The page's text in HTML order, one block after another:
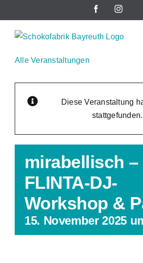
Inhalt
springen
Facebook
Alle Veranstaltungen
Diese Veranstaltung
stattgefunden.
mirabellisch –
FLINTA-DJ-
Workshop &
15. November 2025